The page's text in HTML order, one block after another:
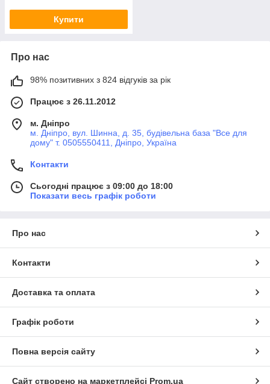
Купити
Про нас
98% позитивних з 824 відгуків за рік
Працює з 26.11.2012
м. Дніпро
м. Дніпро, вул. Шинна, д. 35, будівельна база "Все для
дому" т. 0505550411, Дніпро, Україна
Контакти
Сьогодні працює з 09:00 до 18:00
Показати весь графік роботи
Про нас
Контакти
Доставка та оплата
Графік роботи
Повна версія сайту
Сайт створено на маркетплейсі Prom.ua